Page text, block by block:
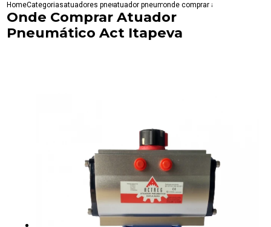
HomeCategoriasatuadores pneumaticosatuador pneumatico duploonde comprar atuador
Onde Comprar Atuador
Pneumático Act Itapeva